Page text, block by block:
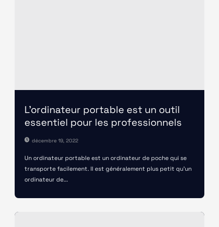
L’ordinateur portable est un outil
essentiel pour les professionnels
décembre 19, 2022
Un ordinateur portable est un ordinateur de poche qui se
transporte facilement. Il est généralement plus petit qu'un
ordinateur de...